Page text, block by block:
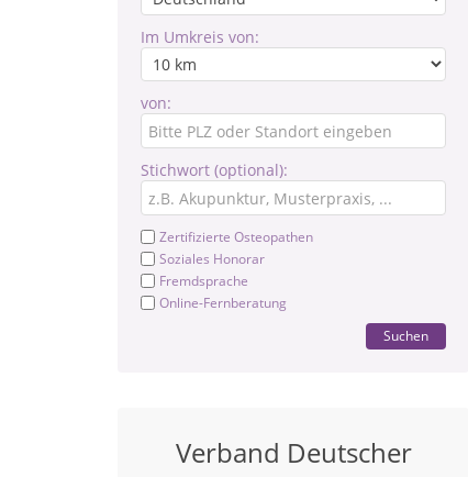
Im Umkreis von:
von:
Stichwort (optional):
Zertifizierte Osteopathen
Soziales Honorar
Fremdsprache
Online-Fernberatung
Suchen
Verband Deutscher